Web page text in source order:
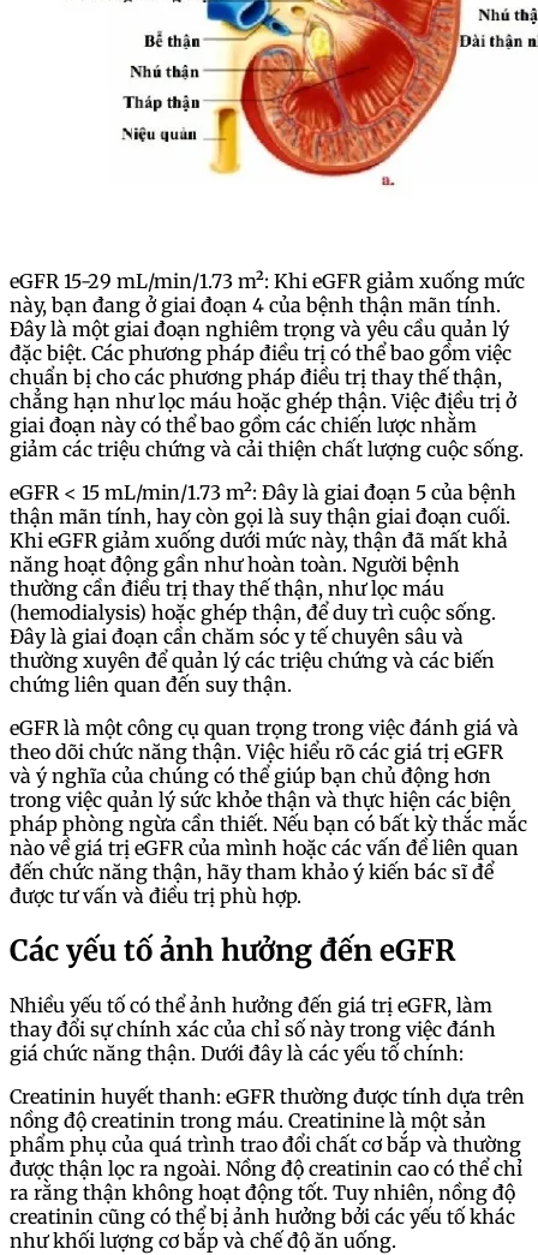
eGFR 15-29 mL/min/1.73 m²: Khi eGFR giảm xuống mức
này, bạn đang ở giai đoạn 4 của bệnh thận mãn tính.
Đây là một giai đoạn nghiêm trọng và yêu cầu quản lý
đặc biệt. Các phương pháp điều trị có thể bao gồm việc
chuẩn bị cho các phương pháp điều trị thay thế thận,
chẳng hạn như lọc máu hoặc ghép thận. Việc điều trị ở
giai đoạn này có thể bao gồm các chiến lược nhằm
giảm các triệu chứng và cải thiện chất lượng cuộc sống.
eGFR < 15 mL/min/1.73 m²: Đây là giai đoạn 5 của bệnh
thận mãn tính, hay còn gọi là suy thận giai đoạn cuối.
Khi eGFR giảm xuống dưới mức này, thận đã mất khả
năng hoạt động gần như hoàn toàn. Người bệnh
thường cần điều trị thay thế thận, như lọc máu
(hemodialysis) hoặc ghép thận, để duy trì cuộc sống.
Đây là giai đoạn cần chăm sóc y tế chuyên sâu và
thường xuyên để quản lý các triệu chứng và các biến
chứng liên quan đến suy thận.
eGFR là một công cụ quan trọng trong việc đánh giá và
theo dõi chức năng thận. Việc hiểu rõ các giá trị eGFR
và ý nghĩa của chúng có thể giúp bạn chủ động hơn
trong việc quản lý sức khỏe thận và thực hiện các biện
pháp phòng ngừa cần thiết. Nếu bạn có bất kỳ thắc mắc
nào về giá trị eGFR của mình hoặc các vấn đề liên quan
đến chức năng thận, hãy tham khảo ý kiến bác sĩ để
được tư vấn và điều trị phù hợp.
Các yếu tố ảnh hưởng đến eGFR
Nhiều yếu tố có thể ảnh hưởng đến giá trị eGFR, làm
thay đổi sự chính xác của chỉ số này trong việc đánh
giá chức năng thận. Dưới đây là các yếu tố chính:
Creatinin huyết thanh: eGFR thường được tính dựa trên
nồng độ creatinin trong máu. Creatinine là một sản
phẩm phụ của quá trình trao đổi chất cơ bắp và thường
được thận lọc ra ngoài. Nồng độ creatinin cao có thể chỉ
ra rằng thận không hoạt động tốt. Tuy nhiên, nồng độ
creatinin cũng có thể bị ảnh hưởng bởi các yếu tố khác
như khối lượng cơ bắp và chế độ ăn uống.